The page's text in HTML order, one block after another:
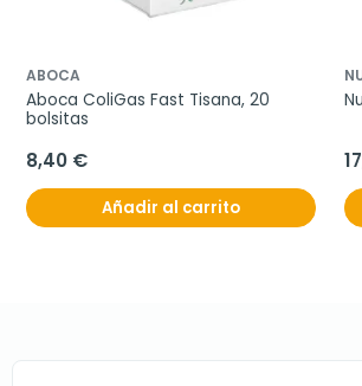
ABOCA
Aboca ColiGas Fast Tisana, 20
bolsitas
8,40 €
Añadir al carrito